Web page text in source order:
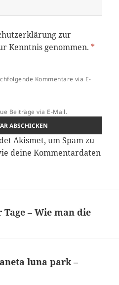
zur
Kenntnis genommen. *
Kommentare via E-
Beiträge via E-Mail.
Akismet, um Spam zu
deine Kommentardaten
– Wie man die
luna park –